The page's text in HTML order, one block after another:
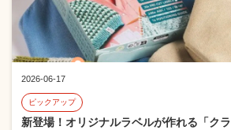
2026-06-17
ピックアップ
新登場！オリジナルラベルが作れる「クラ